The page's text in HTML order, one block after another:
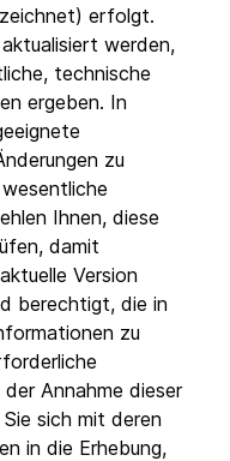
erfolgt.
werden,
technische
ergeben. In
zu
Ihnen, diese
damit
Version
berechtigt, die in
zu
Annahme dieser
sich mit deren
in die Erhebung,